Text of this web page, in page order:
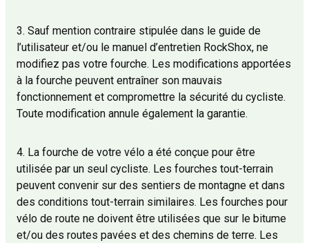
3. Sauf mention contraire stipulée dans le guide de
l’utilisateur et/ou le manuel d’entretien RockShox, ne
modifiez pas votre fourche. Les modifications apportées
à la fourche peuvent entraîner son mauvais
fonctionnement et compromettre la sécurité du cycliste.
Toute modification annule également la garantie.
4. La fourche de votre vélo a été conçue pour être
utilisée par un seul cycliste. Les fourches tout-terrain
peuvent convenir sur des sentiers de montagne et dans
des conditions tout-terrain similaires. Les fourches pour
vélo de route ne doivent être utilisées que sur le bitume
et/ou des routes pavées et des chemins de terre. Les